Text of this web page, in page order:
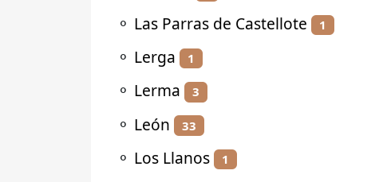
⚬ Las Parras de Castellote 1
⚬ Lerga 1
⚬ Lerma 3
⚬ León 33
⚬ Los Llanos 1